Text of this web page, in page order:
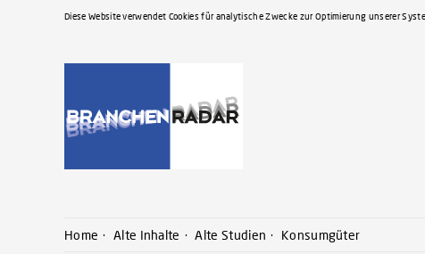
Diese Website verwendet Cookies für analytische Zwecke zur Optimierung unserer
Home Alte Inhalte Alte Studien Konsumgüter